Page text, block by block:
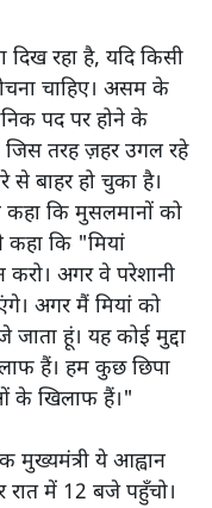
रहा है, यदि किसी
चाहिए। असम के
पद पर होने के
तरह ज़हर उगल रहे
से बाहर हो चुका है।
कहा कि मुसलमानों को
कहा कि "मियां
अगर वे परेशानी
अगर मैं मियां को
जाता हूं। यह कोई मुद्दा
हैं। हम कुछ छिपा
के खिलाफ हैं।"
मुख्यमंत्री ये आह्वान
रात में 12 बजे पहुँचो।